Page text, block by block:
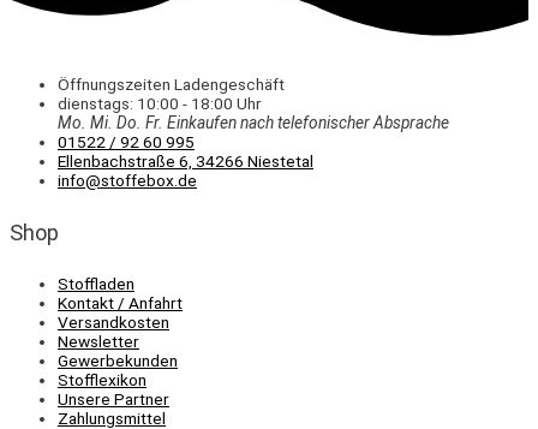
Öffnungszeiten Ladengeschäft
dienstags: 10:00 - 18:00 Uhr
Mo. Mi. Do. Fr. Einkaufennach telefonischer Absprache
01522 / 92 60 995
Ellenbachstraße 6, 34266 Niestetal
info@stoffebox.de
Shop
Stoffladen
Kontakt / Anfahrt
Versandkosten
Newsletter
Gewerbekunden
Stofflexikon
Unsere Partner
Zahlungsmittel